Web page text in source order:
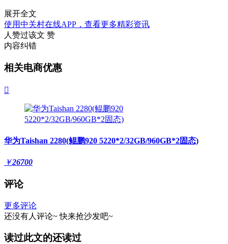
展开全文
使用中关村在线APP，查看更多精彩资讯
人赞过该文 赞
内容纠错
相关电商优惠

华为Taishan 2280(鲲鹏920 5220*2/32GB/960GB*2固态)
￥26700
评论
更多评论
还没有人评论~ 快来抢沙发吧~
读过此文的还读过